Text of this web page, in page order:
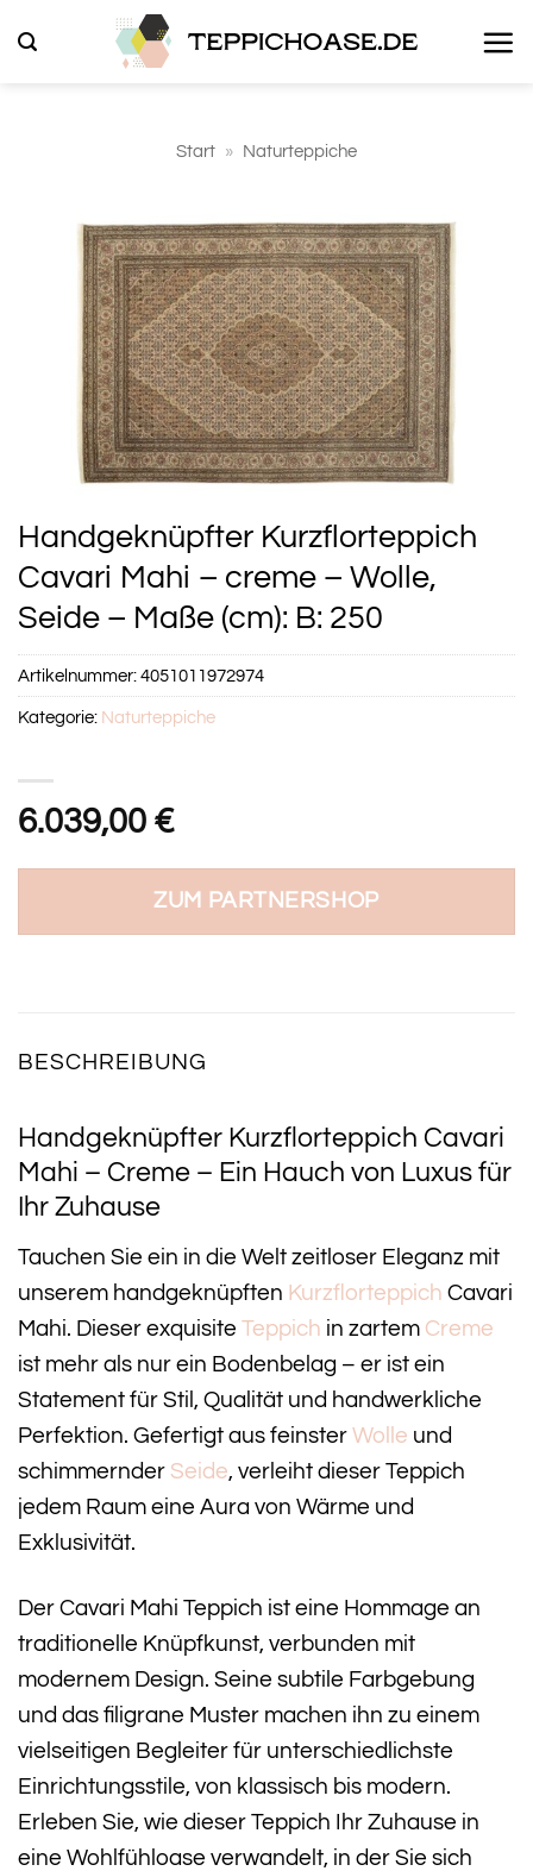
Inhalt
Start » Naturteppiche
Handgeknüpfter Kurzflorteppich
Cavari Mahi – creme – Wolle,
Seide – Maße (cm): B: 250
6.039,00 €
ZUM PARTNERSHOP
Artikelnummer:4051011972974
Kategorie: Naturteppiche
BESCHREIBUNG
Handgeknüpfter Kurzflorteppich Cavari
Mahi – Creme – Ein Hauch von Luxus für
Ihr Zuhause
Tauchen Sie ein in die Welt zeitloser Eleganz mit
unserem handgeknüpften Kurzflorteppich Cavari
Mahi. Dieser exquisite Teppich in zartem Creme
ist mehr als nur ein Bodenbelag – er ist ein
Statement für Stil, Qualität und handwerkliche
Perfektion. Gefertigt aus feinster Wolle und
schimmernder Seide, verleiht dieser Teppich
jedem Raum eine Aura von Wärme und
Exklusivität.
Der Cavari Mahi Teppich ist eine Hommage an
traditionelle Knüpfkunst, verbunden mit
modernem Design. Seine subtile Farbgebung
und das filigrane Muster machen ihn zu einem
vielseitigen Begleiter für unterschiedlichste
Einrichtungsstile, von klassisch bis modern.
Erleben Sie, wie dieser Teppich Ihr Zuhause in
eine Wohlfühloase verwandelt, in der Sie sich